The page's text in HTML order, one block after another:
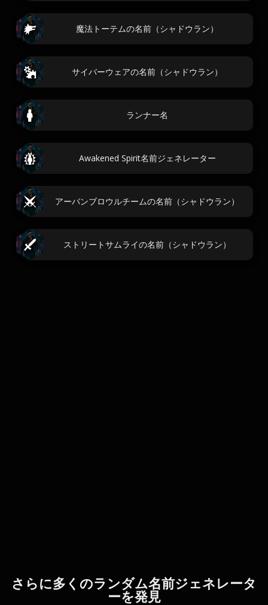
魔法トーテムの名前（シャドウラン）
サイバーウェアの名前（シャドウラン）
ランナー名
Awakened Spirit名前ジェネレーター
アーバンブロウルチームの名前（シャドウラン）
ストリートサムライの名前（シャドウラン）
さらに多くのランダム名前ジェネレータ
ーを発見